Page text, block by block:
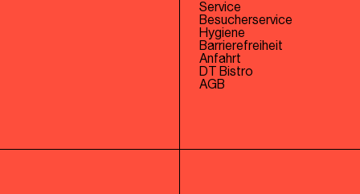
Service
Besucherservice
Hygiene
Barrierefreiheit
Anfahrt
DT Bistro
AGB